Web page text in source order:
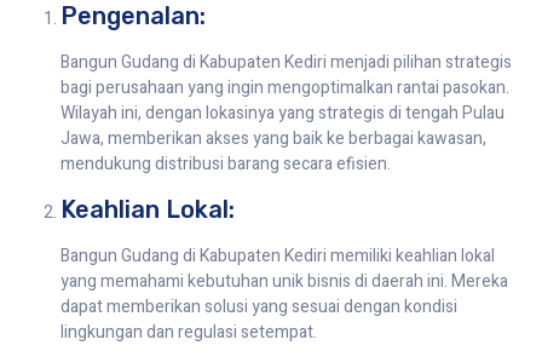
Pengenalan:
Bangun Gudang di Kabupaten Kediri menjadi pilihan strategis
bagi perusahaan yang ingin mengoptimalkan rantai pasokan.
Wilayah ini, dengan lokasinya yang strategis di tengah Pulau
Jawa, memberikan akses yang baik ke berbagai kawasan,
mendukung distribusi barang secara efisien.
Keahlian Lokal:
Bangun Gudang di Kabupaten Kediri memiliki keahlian lokal
yang memahami kebutuhan unik bisnis di daerah ini. Mereka
dapat memberikan solusi yang sesuai dengan kondisi
lingkungan dan regulasi setempat.